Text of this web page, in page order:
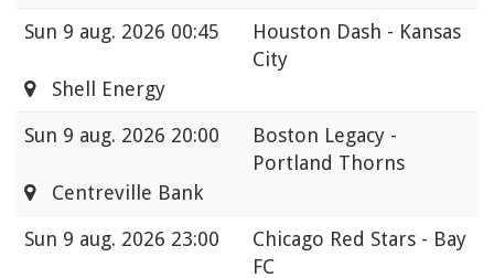
Sun 9 aug. 2026 00:45
Houston Dash - Kansas
City
Shell Energy
Sun 9 aug. 2026 20:00
Boston Legacy -
Portland Thorns
Centreville Bank
Sun 9 aug. 2026 23:00
Chicago Red Stars - Bay
FC